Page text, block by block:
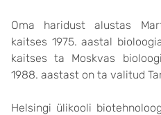
Oma haridust alustas
kaitses 1975. aastal
kaitses ta Moskvas
1988. aastast on ta valitud
Helsingi ülikooli